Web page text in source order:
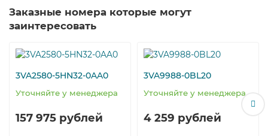
Заказные номера которые могут
заинтересовать
3VA2580-5HN32-0AA0
Уточняйте у менеджера
157 975 рублей
3VA9988-0BL20
Уточняйте у менеджера
4 259 рублей